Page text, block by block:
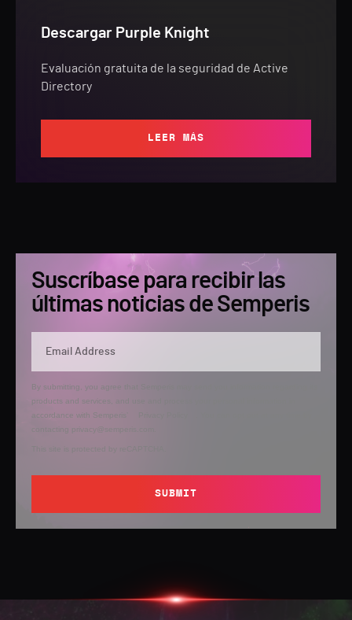
Descargar Purple Knight
Evaluación gratuita de la seguridad de Active
Directory
LEER MÁS
Suscríbase para recibir las
últimas noticias de Semperis
By submitting, you agree that Semperis may send you information regarding its
products and services, and use and process your personal information in
accordance with Semperis’
contacting privacy@semperis.com.
This site is protected by reCAPTCHA.
SUBMIT